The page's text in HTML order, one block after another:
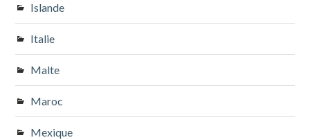
Islande
Italie
Malte
Maroc
Mexique